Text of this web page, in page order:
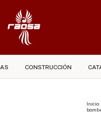
CONSTRUCCIÓN
Inicio